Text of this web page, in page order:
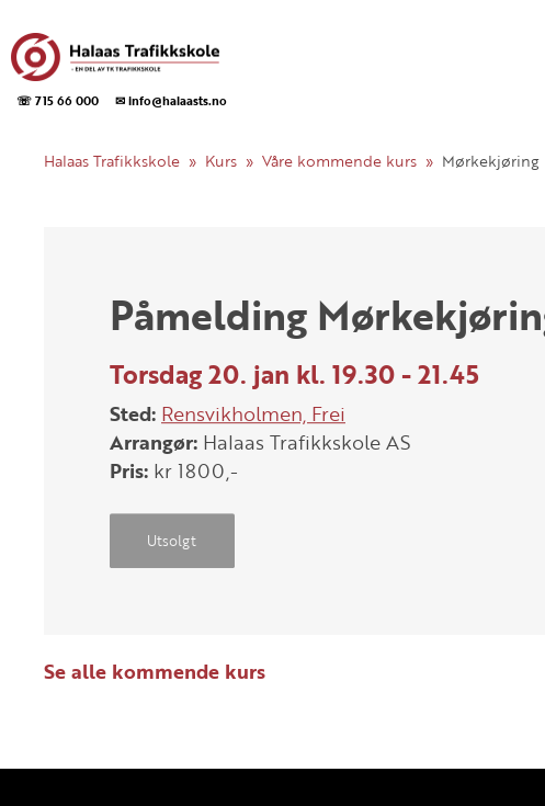
☏ 715 66 000 ✉ info@halaasts.no
Halaas Trafikkskole Kurs Våre kommende kurs Mørkekjøring
Påmelding
Torsdag 20. jan kl. 19.30 - 21.45
Sted: Rensvikholmen, Frei
Arrangør: Halaas Trafikkskole AS
Pris: kr 1800,-
Utsolgt
Se alle kommende kurs